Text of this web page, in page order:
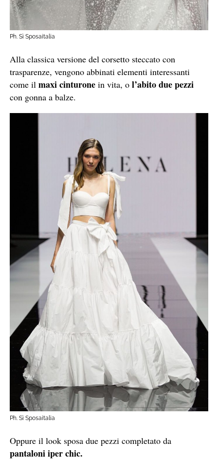
Ph. Sì Sposaitalia
Alla classica versione del corsetto steccato con
trasparenze, vengono abbinati elementi interessanti
come il maxi cinturone in vita, o l’abito due pezzi
con gonna a balze.
Ph. Sì Sposaitalia
Oppure il look sposa due pezzi completato da
pantaloni iper chic.